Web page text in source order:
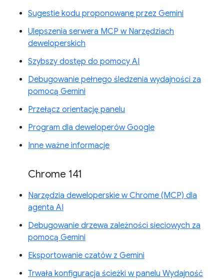
Sugestie kodu proponowane przez Gemini
Ulepszenia serwera MCP w Narzędziach
deweloperskich
Szybszy dostęp do pomocy AI
Debugowanie pełnego śledzenia wydajności za
pomocą Gemini
Przełącz orientację panelu
Program dla deweloperów Google
Inne ważne informacje
Chrome 141
Narzędzia deweloperskie w Chrome (MCP) dla
agenta AI
Debugowanie drzewa zależności sieciowych za
pomocą Gemini
Eksportowanie czatów z Gemini
Trwała konfiguracja ścieżki w panelu Wydajność